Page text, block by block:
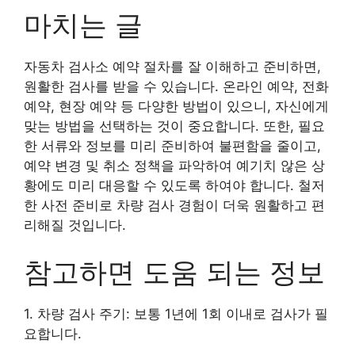
마치는 글
자동차 검사소 예약 절차를 잘 이해하고 준비하면,
원활한 검사를 받을 수 있습니다. 온라인 예약, 전화
예약, 현장 예약 등 다양한 방법이 있으니, 자신에게
맞는 방법을 선택하는 것이 중요합니다. 또한, 필요
한 서류와 정보를 미리 준비하여 불편함을 줄이고,
예약 변경 및 취소 정책을 파악하여 예기치 않은 상
황에도 미리 대응할 수 있도록 하여야 합니다. 철저
한 사전 준비로 차량 검사 경험이 더욱 원활하고 편
리해질 것입니다.
참고하면 도움 되는 정보
1. 차량 검사 주기: 보통 1년에 1회 이내로 검사가 필
요합니다.